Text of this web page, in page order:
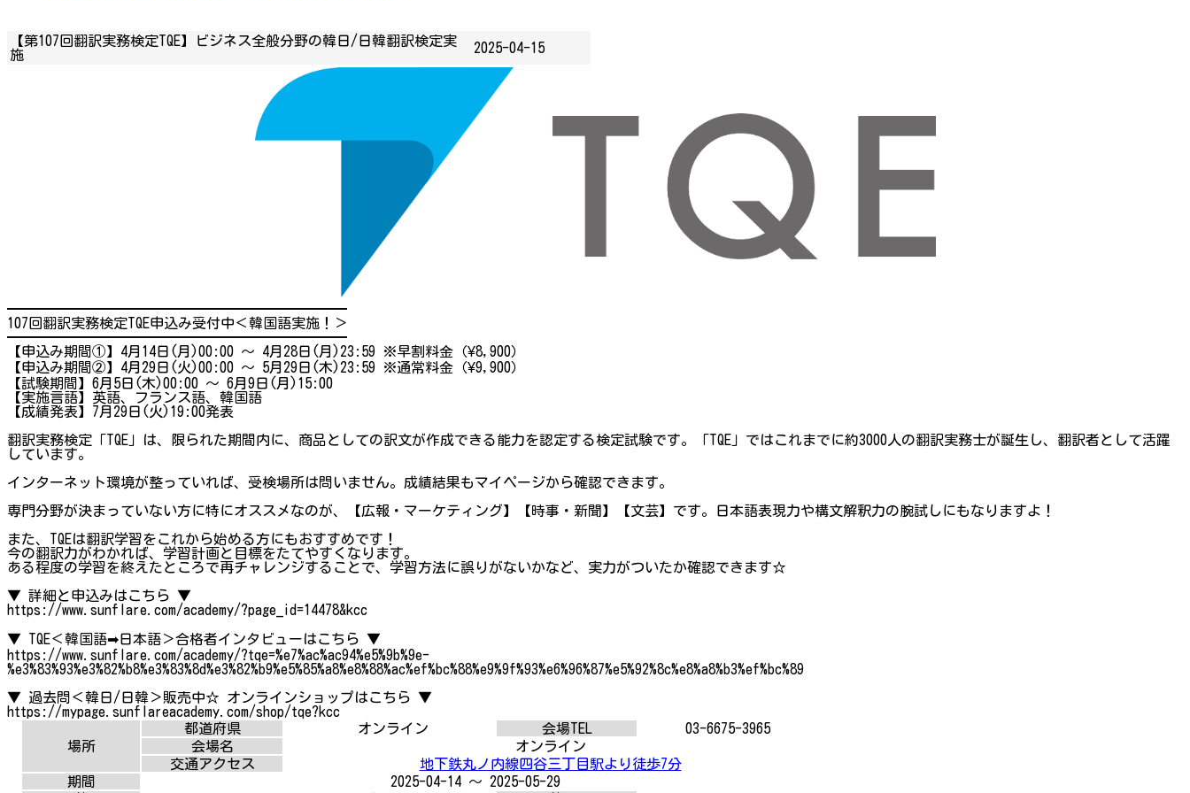
【第107回翻訳実務検定TQE】ビジネス全般分野の韓日/日韓翻訳検定実
施
2025-04-15
━━━━━━━━━━━━━━━━━━━━━━━━
107回翻訳実務検定TQE申込み受付中＜韓国語実施！＞
━━━━━━━━━━━━━━━━━━━━━━━━
【申込み期間①】4月14日(月)00:00 ～ 4月28日(月)23:59 ※早割料金（¥8,900）
【申込み期間②】4月29日(火)00:00 ～ 5月29日(木)23:59 ※通常料金（¥9,900）
【試験期間】6月5日(木)00:00 ～ 6月9日(月)15:00
【実施言語】英語、フランス語、韓国語
【成績発表】7月29日(火)19:00発表
翻訳実務検定「TQE」は、限られた期間内に、商品としての訳文が作成できる能力を認定する検定試験です。「TQE」ではこれまでに約3000人の翻訳実務士が誕生し、翻訳者として活躍
しています。
インターネット環境が整っていれば、受検場所は問いません。成績結果もマイページから確認できます。
専門分野が決まっていない方に特にオススメなのが、【広報・マーケティング】【時事・新聞】【文芸】です。日本語表現力や構文解釈力の腕試しにもなりますよ！
また、TQEは翻訳学習をこれから始める方にもおすすめです！
今の翻訳力がわかれば、学習計画と目標をたてやすくなります。
ある程度の学習を終えたところで再チャレンジすることで、学習方法に誤りがないかなど、実力がついたか確認できます☆
▼ 詳細と申込みはこちら ▼
https://www.sunflare.com/academy/?page_id=14478&kcc
▼ TQE＜韓国語➡日本語＞合格者インタビューはこちら ▼
https://www.sunflare.com/academy/?tqe=%e7%ac%ac94%e5%9b%9e-
%e3%83%93%e3%82%b8%e3%83%8d%e3%82%b9%e5%85%a8%e8%88%ac%ef%bc%88%e9%9f%93%e6%96%87%e5%92%8c%e8%a8%b3%ef%bc%89
▼ 過去問＜韓日/日韓＞販売中☆ オンラインショップはこちら ▼
https://mypage.sunflareacademy.com/shop/tqe?kcc
場所
都道府県 オンライン 会場TEL
03-6675-3965
会場名
オンライン
交通アクセス
地下鉄丸ノ内線四谷三丁目駅より徒歩7分
期間
2025-04-14 ～ 2025-05-29